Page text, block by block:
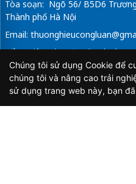
Tòa soạn: Ngõ 56/ B5D6
Thành phố Hà Nội
Email:
Tổng Biên Tập: Vũ Đức Thuận
Giấy phép hoạt động báo chí
Thông tin và Truyền thông cấp
Chúng tôi sử dụng Cookie để
chúng tôi và nâng cao trải
sử dụng trang web này, bạn